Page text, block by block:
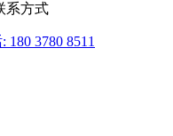
系方式
180 3780 8511